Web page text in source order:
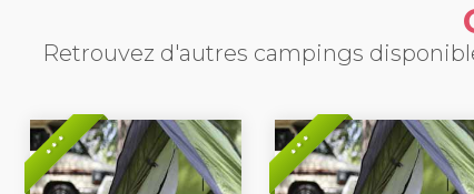
Retrouvez d'autres campings
* * * * * *